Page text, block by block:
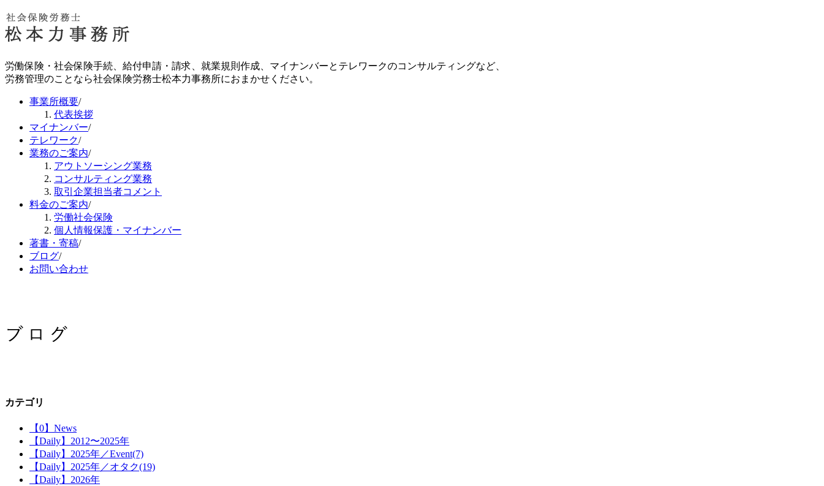
労働保険・社会保険手続、給付申請・請求、就業規則作成、マイナンバーとテレワークのコンサルティングなど、
労務管理のことなら社会保険労務士松本力事務所におまかせください。
事業所概要/
代表挨拶
マイナンバー/
テレワーク/
業務のご案内/
アウトソーシング業務
コンサルティング業務
取引企業担当者コメント
料金のご案内/
労働社会保険
個人情報保護・マイナンバー
著書・寄稿/
ブログ/
お問い合わせ
カテゴリ
【0】News
【Daily】2012〜2025年
【Daily】2025年／Event(7)
【Daily】2025年／オタク(19)
【Daily】2026年